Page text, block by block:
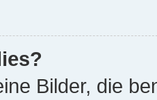
Bilder, die